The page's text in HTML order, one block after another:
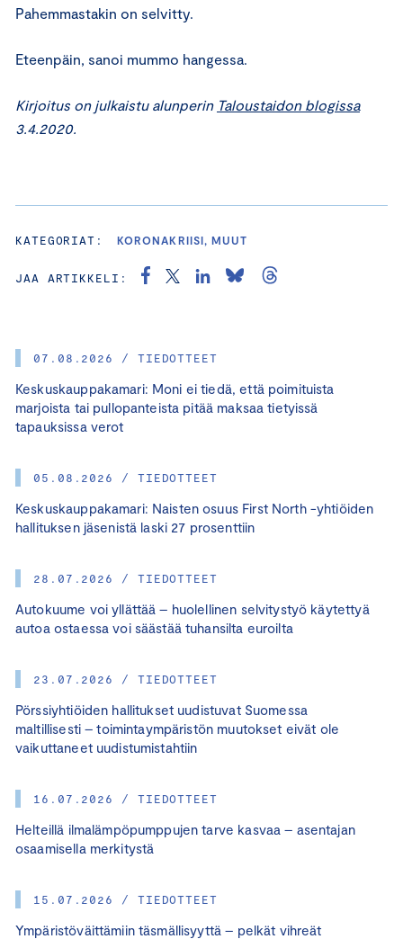
07.08.2026 / TIEDOTTEET
Keskuskauppakamari: Moni ei tiedä, että poimituista
marjoista tai pullopanteista pitää maksaa tietyissä
tapauksissa verot
05.08.2026 / TIEDOTTEET
Keskuskauppakamari: Naisten osuus First North -yhtiöiden
hallituksen jäsenistä laski 27 prosenttiin
28.07.2026 / TIEDOTTEET
Autokuume voi yllättää – huolellinen selvitystyö käytettyä
autoa ostaessa voi säästää tuhansilta euroilta
23.07.2026 / TIEDOTTEET
Pörssiyhtiöiden hallitukset uudistuvat Suomessa
maltillisesti – toimintaympäristön muutokset eivät ole
vaikuttaneet uudistumistahtiin
16.07.2026 / TIEDOTTEET
Helteillä ilmalämpöpumppujen tarve kasvaa – asentajan
osaamisella merkitystä
15.07.2026 / TIEDOTTEET
Ympäristöväittämiin täsmällisyyttä – pelkät vihreät
Pahemmastakin on selvitty.
Eteenpäin, sanoi mummo hangessa.
Kirjoitus on julkaistu alunperin Taloustaidon blogissa
3.4.2020.
KATEGORIAT: KORONAKRIISI, MUUT
JAA ARTIKKELI: